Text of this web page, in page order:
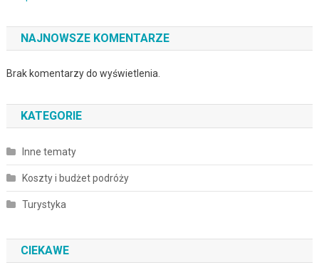
NAJNOWSZE KOMENTARZE
Brak komentarzy do wyświetlenia.
KATEGORIE
Inne tematy
Koszty i budżet podróży
Turystyka
CIEKAWE